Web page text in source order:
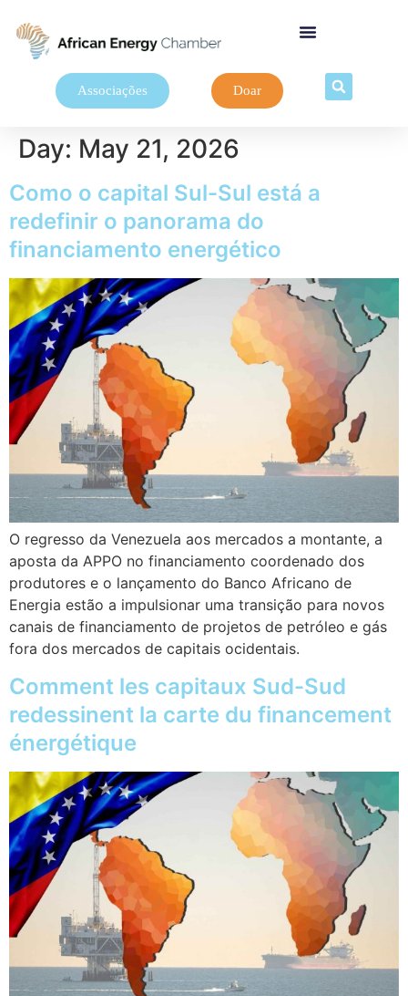
Associações Doar
Day: May 21, 2026
Como o capital Sul-Sul está a
redefinir o panorama do
financiamento energético
O regresso da Venezuela aos mercados a montante, a
aposta da APPO no financiamento coordenado dos
produtores e o lançamento do Banco Africano de
Energia estão a impulsionar uma transição para novos
canais de financiamento de projetos de petróleo e gás
fora dos mercados de capitais ocidentais.
Comment les capitaux Sud-Sud
redessinent la carte du financement
énergétique